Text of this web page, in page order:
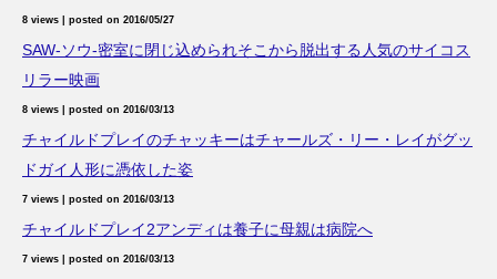
8 views posted on 2016/05/27
SAW-ソウ-密室に閉じ込められそこから脱出する人気のサイコス
リラー映画
8 views posted on 2016/03/13
チャイルドプレイのチャッキーはチャールズ・リー・レイがグッ
ドガイ人形に憑依した姿
7 views posted on 2016/03/13
チャイルドプレイ2アンディは養子に母親は病院へ
7 views posted on 2016/03/13